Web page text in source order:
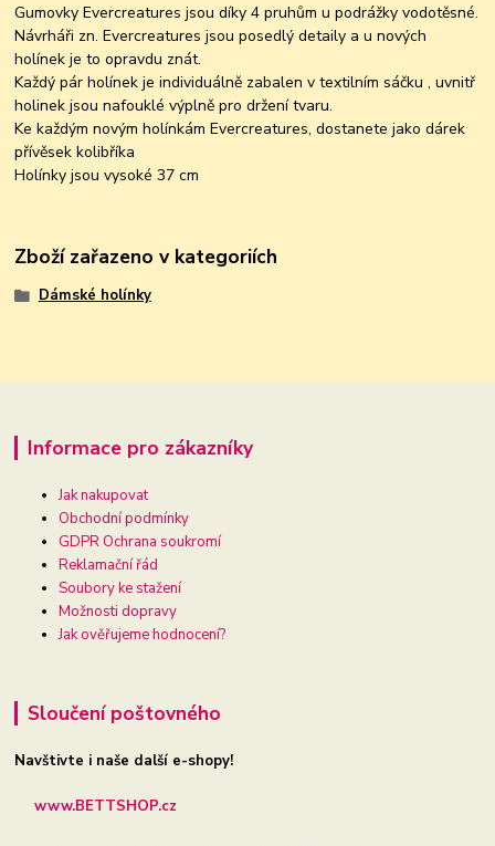
Gumovky Evercreatures jsou díky 4 pruhům u podrážky vodotěsné.
Návrháři zn. Evercreatures jsou posedlý detaily a u nových
holínek je to opravdu znát.
Každý pár holínek je individuálně zabalen v textilním sáčku , uvnitř
holinek jsou nafouklé výplně pro držení tvaru.
Ke každým novým holínkám Evercreatures, dostanete jako dárek
přívěsek kolibříka
Holínky jsou vysoké 37 cm
Zboží zařazeno v kategoriích
Dámské holínky
Informace pro zákazníky
Jak nakupovat
Obchodní podmínky
GDPR Ochrana soukromí
Reklamační řád
Soubory ke stažení
Možnosti dopravy
Jak ověřujeme hodnocení?
Sloučení poštovného
Navštivte i naše další e-shopy!
www.BETTSHOP.cz